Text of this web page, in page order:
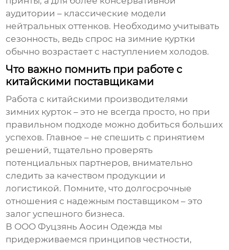
аудитории – классические модели
нейтральных оттенков. Необходимо учитывать
сезонность, ведь спрос на зимние куртки
обычно возрастает с наступлением холодов.
Что важно помнить при работе с
китайскими поставщиками
Работа с китайскими производителями
зимних курток – это не всегда просто, но при
правильном подходе можно добиться больших
успехов. Главное – не спешить с принятием
решений, тщательно проверять
потенциальных партнеров, внимательно
следить за качеством продукции и
логистикой. Помните, что долгосрочные
отношения с надежным поставщиком – это
залог успешного бизнеса.
В ООО Фуцзянь Аосин Одежда мы
придерживаемся принципов честности,